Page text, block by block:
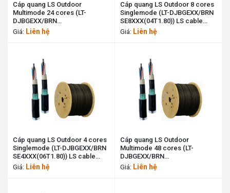
Cáp quang LS Outdoor
Multimode 24 cores (LT-
DJBGEXX/BRN
M424XX(06T2.00)) LS cable
Giá: Liên hệ
Cáp quang LS Outdoor 8 cores
Singlemode (LT-DJBGEXX/BRN
SE8XXX(04T1.80)) LS cable
11190044
Giá: Liên hệ
Cáp quang LS Outdoor 4 cores
Singlemode (LT-DJBGEXX/BRN
SE4XXX(06T1.80)) LS cable
11190043
Giá: Liên hệ
Cáp quang LS Outdoor
Multimode 48 cores (LT-
DJBGEXX/BRN
MX48XX(06T2.00)) LS cable
Giá: Liên hệ